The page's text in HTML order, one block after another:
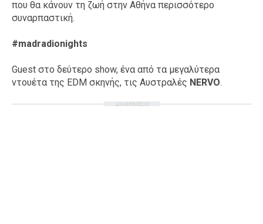
που θα κάνουν τη ζωή στην Αθήνα περισσότερο
συναρπαστική.
#madradionights
Guest στο δεύτερο show, ένα από τα μεγαλύτερα
ντουέτα της EDM σκηνής, τις Αυστραλές NERVO.
ΔΙΑΦΗΜΙΣΗ